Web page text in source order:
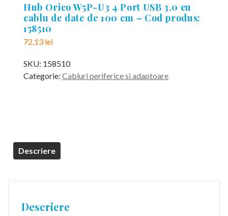
Hub Orico W5P-U3 4 Port USB 3.0 cu
cablu de date de 100 cm – Cod produs:
158510
72,13 lei
SKU: 158510
Categorie: Cabluri periferice si adaptoare
Descriere
Descriere